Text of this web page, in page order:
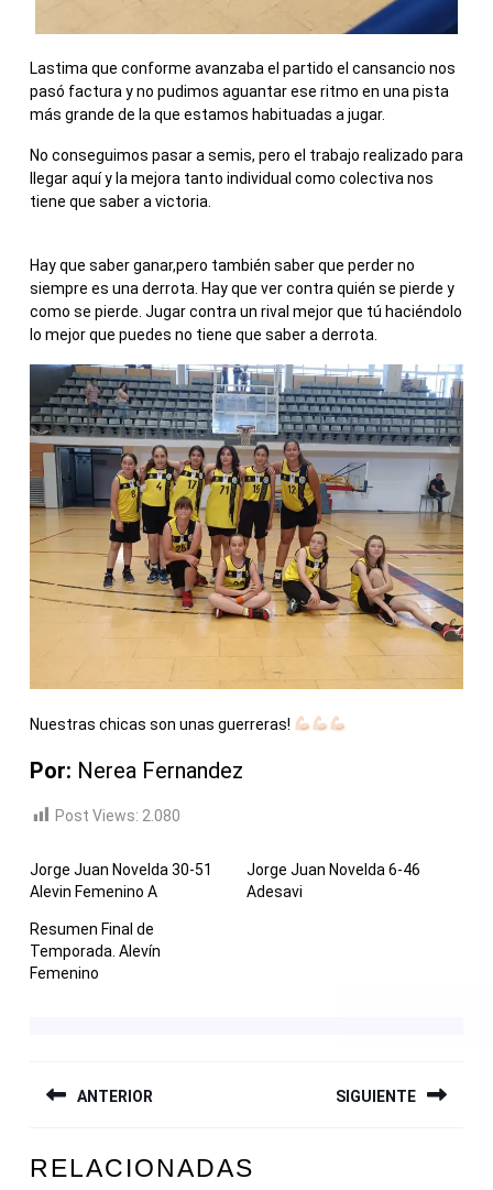
Lastima que conforme avanzaba el partido el cansancio nos
pasó factura y no pudimos aguantar ese ritmo en una pista
más grande de la que estamos habituadas a jugar.
No conseguimos pasar a semis, pero el trabajo realizado para
llegar aquí y la mejora tanto individual como colectiva nos
tiene que saber a victoria.
Hay que saber ganar,pero también saber que perder no
siempre es una derrota. Hay que ver contra quién se pierde y
como se pierde. Jugar contra un rival mejor que tú haciéndolo
lo mejor que puedes no tiene que saber a derrota.
Nuestras chicas son unas guerreras!
Por: Nerea Fernandez
Post Views: 2.080
Jorge Juan Novelda 30-51
Alevin Femenino A
Jorge Juan Novelda 6-46
Adesavi
Resumen Final de
Temporada. Alevín
Femenino
DE
ANTERIOR
anterior:
SIGUIENTE
entrada:
RELACIONADAS